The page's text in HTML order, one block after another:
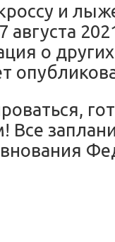
и
августа
о
Все